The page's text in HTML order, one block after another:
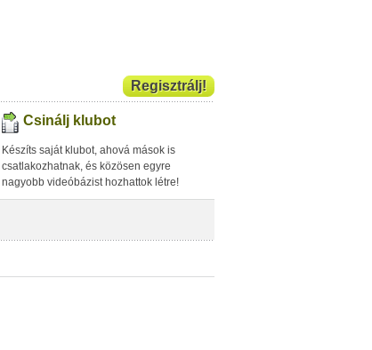
Regisztrálj!
Csinálj klubot
Készíts saját klubot, ahová mások is
csatlakozhatnak, és közösen egyre
nagyobb videóbázist hozhattok létre!